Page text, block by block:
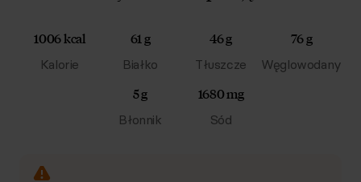
1006 kcal
Kalorie
61 g
Białko
46 g
Tłuszcze
76 g
Węglowodany
5 g
Błonnik
1680 mg
Sód